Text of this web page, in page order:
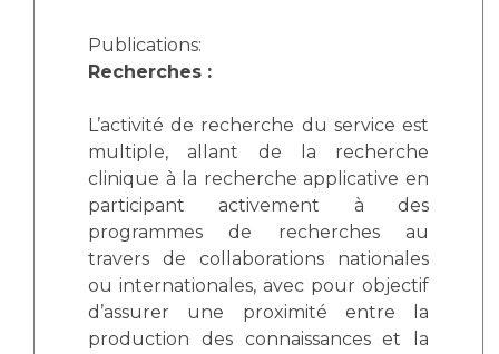
Publications:
Recherches :
L’activité de recherche du service est
multiple, allant de la recherche
clinique à la recherche applicative en
participant activement à des
programmes de recherches au
travers de collaborations nationales
ou internationales, avec pour objectif
d’assurer une proximité entre la
production des connaissances et la